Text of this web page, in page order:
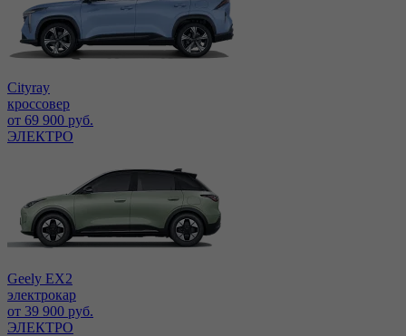
Cityray
кроссовер
от 69 900 руб.
ЭЛЕКТРО
Geely EX2
электрокар
от 39 900 руб.
ЭЛЕКТРО